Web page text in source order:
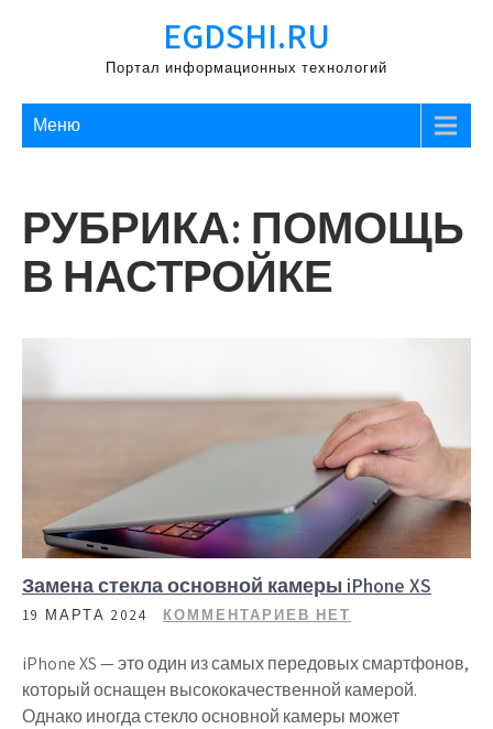
содержимому
EGDSHI.RU
Портал информационных технологий
Меню
РУБРИКА: ПОМОЩЬ
В НАСТРОЙКЕ
Замена стекла основной камеры iPhone XS
19 МАРТА 2024 КОММЕНТАРИЕВ НЕТ
iPhone XS — это один из самых передовых смартфонов,
который оснащен высококачественной камерой.
Однако иногда стекло основной камеры может